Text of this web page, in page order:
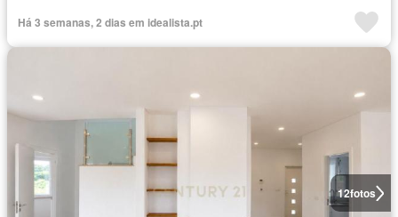
Há 3 semanas, 2 dias em idealista.pt
12fotos